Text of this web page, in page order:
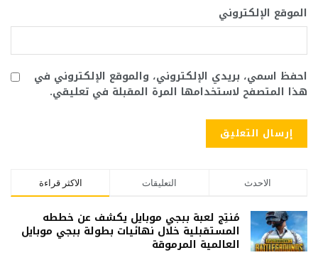
الموقع الإلكتروني
احفظ اسمي، بريدي الإلكتروني، والموقع الإلكتروني في
هذا المتصفح لاستخدامها المرة المقبلة في تعليقي.
الاكثر قراءة التعليقات الاحدث
مُنتِج لعبة ببجي موبايل يكشف عن خططه
المستقبلية خلال نهائيات بطولة ببجي موبايل
العالمية المرموقة